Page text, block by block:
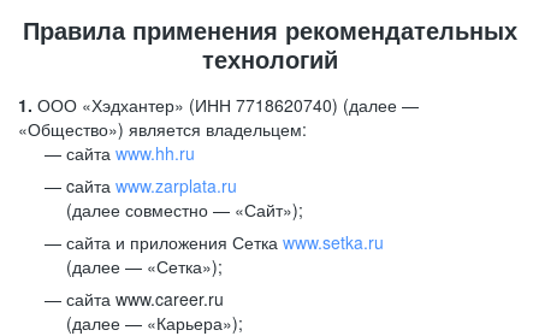
Правила применения рекомендательных
технологий
1. ООО «Хэдхантер» (ИНН 7718620740) (далее —
«Общество») является владельцем:
сайта www.hh.ru
cайта www.zarplata.ru
(далее совместно — «Сайт»);
сайта и приложения Сетка www.setka.ru
(далее — «Сетка»);
сайта www.career.ru
(далее — «Карьера»);